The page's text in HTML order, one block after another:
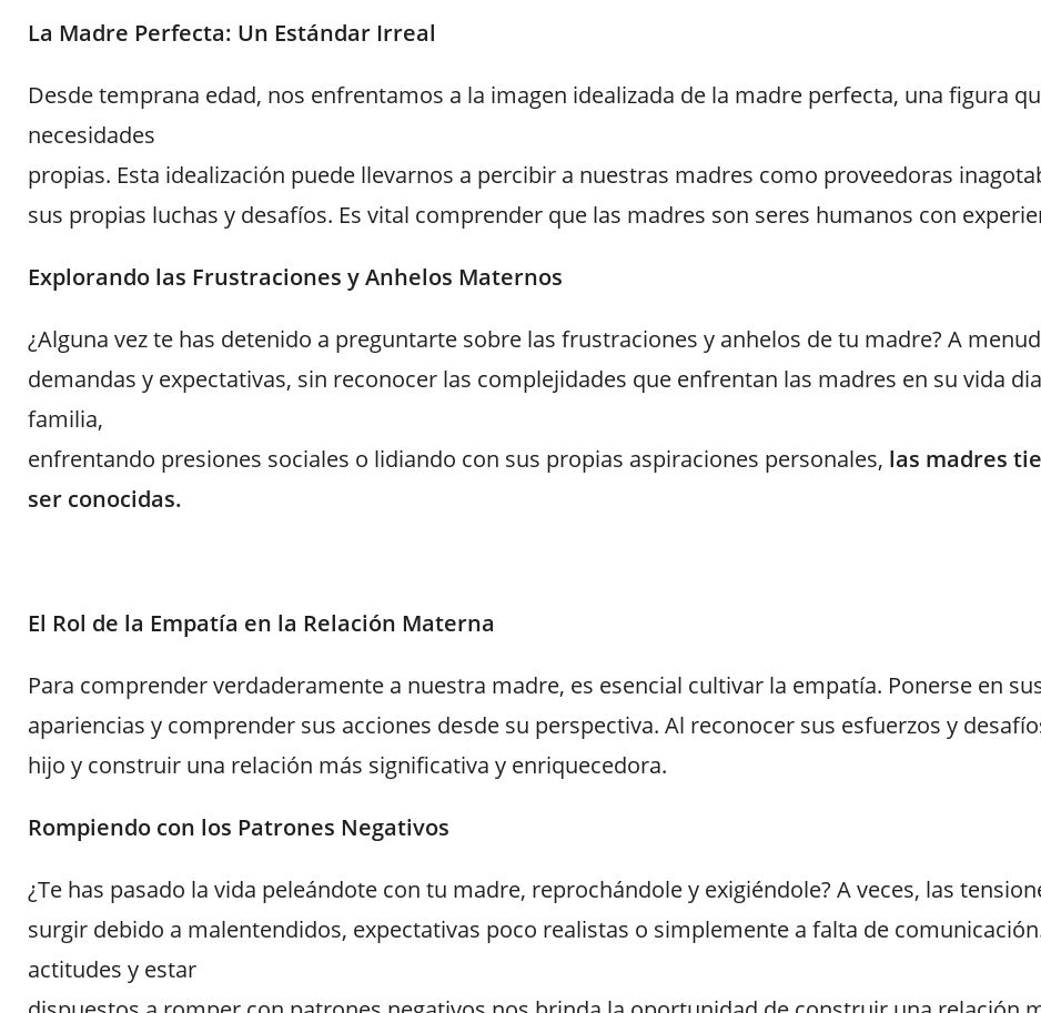
La Madre Perfecta: Un Estándar Irreal
Desde temprana edad, nos enfrentamos a la imagen idealizada de la madre perfecta, una figura
necesidades
propias. Esta idealización puede llevarnos a percibir a nuestras madres como proveedoras
sus propias luchas y desafíos. Es vital comprender que las madres son seres humanos con
Explorando las Frustraciones y Anhelos Maternos
¿Alguna vez te has detenido a preguntarte sobre las frustraciones y anhelos de tu madre? A
demandas y expectativas, sin reconocer las complejidades que enfrentan las madres en su vida
familia,
enfrentando presiones sociales o lidiando con sus propias aspiraciones personales, las madres
ser conocidas.
El Rol de la Empatía en la Relación Materna
Para comprender verdaderamente a nuestra madre, es esencial cultivar la empatía. Ponerse en
apariencias y comprender sus acciones desde su perspectiva. Al reconocer sus esfuerzos y
hijo y construir una relación más significativa y enriquecedora.
Rompiendo con los Patrones Negativos
¿Te has pasado la vida peleándote con tu madre, reprochándole y exigiéndole? A veces, las
surgir debido a malentendidos, expectativas poco realistas o simplemente a falta de
actitudes y estar